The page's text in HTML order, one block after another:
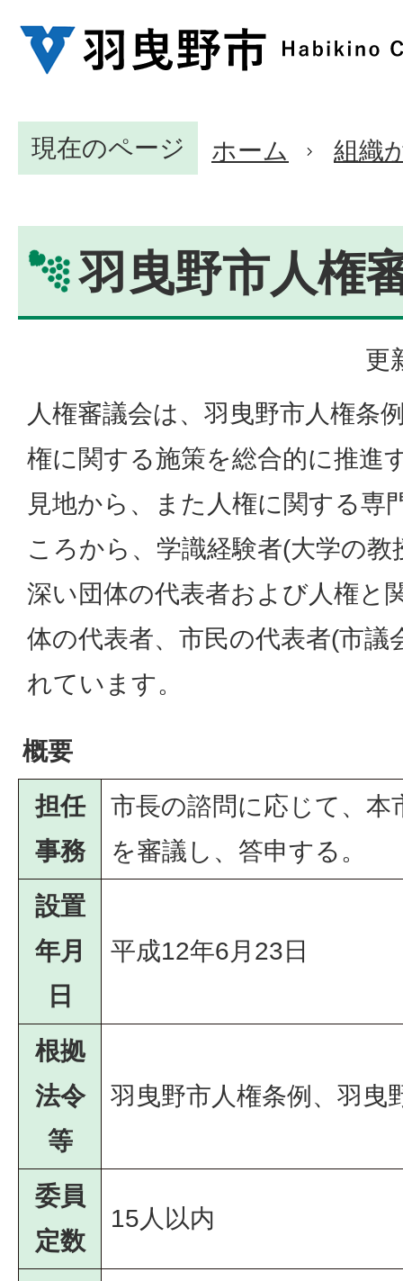
現在のページ ホーム 組織
羽曳野市人権
更
人権審議会は、羽曳野市人権条
権に関する施策を総合的に推進
見地から、また人権に関する専
ころから、学識経験者(大学の
深い団体の代表者および人権と
体の代表者、市民の代表者(市議
れています。
概要
担任
事務
市長の諮問に応じて、本
を審議し、答申する。
設置
年月
日
平成12年6月23日
根拠
法令
等
羽曳野市人権条例、羽曳
委員
定数
15人以内